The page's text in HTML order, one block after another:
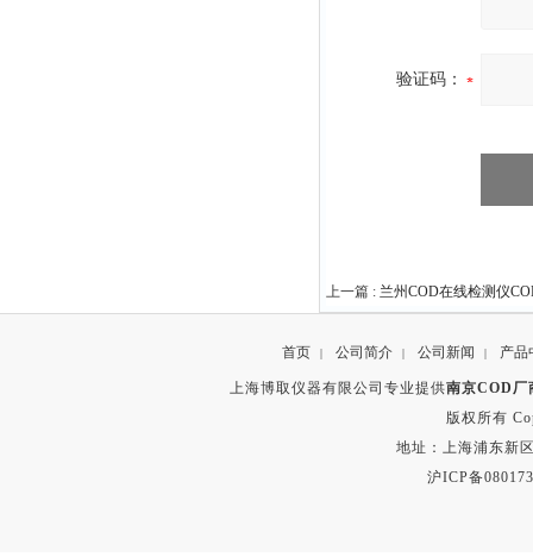
验证码：
上一篇 : 兰州COD在线检测仪
首页 | 公司简介 | 公司新闻 | 产品
上海博取仪器有限公司专业提供南京COD厂
版权所有
地址：上海浦东新
沪ICP备